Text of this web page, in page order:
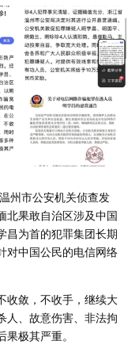
州市公安机关侦查发
北果敢自治区涉及中国
昌为首的犯罪集团长期
对中国公民的电信网络
收敛，不收手，继续大
人、故意伤害、非法拘
极其严重。